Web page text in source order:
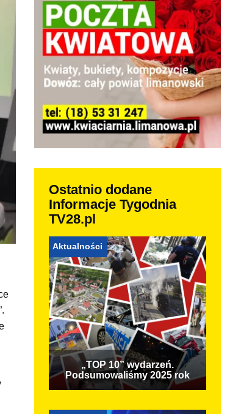
Ostatnio dodane
Informacje Tygodnia
TV28.pl
Aktualności
„TOP 10” wydarzeń.
Podsumowaliśmy 2025 rok